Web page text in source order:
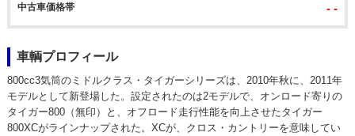
中古車価格帯 - -
車輌プロフィール
800cc3気筒のミドルクラス・タイガーシリーズは、2010年秋に、2011年
モデルとして新登場した。設定されたのは2モデルで、オンロード寄りの
タイガー800（無印）と、オフロード走行性能を向上させたタイガー
800XCがラインナップされた。XCが、クロス・カントリーを意味してい